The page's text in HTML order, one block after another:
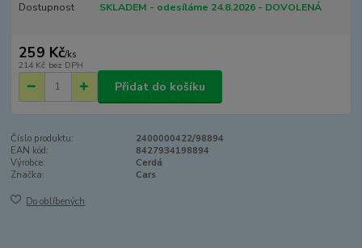
Dostupnost SKLADEM - odesíláme 24.8.2026 - DOVOLENÁ
259 Kč/ks
214 Kč bez DPH
Přidat do košíku
Číslo produktu:
2400000422/98894
EAN kód:
8427934198894
Výrobce:
Cerdá
Značka:
Cars
Do oblíbených